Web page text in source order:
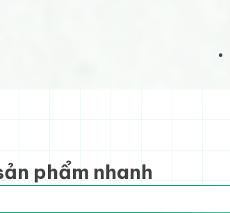
phẩm nhanh